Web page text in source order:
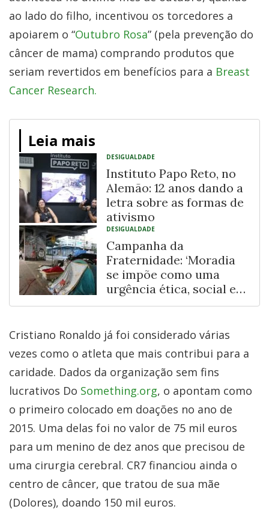
ao lado do filho, incentivou os torcedores a
apoiarem o “Outubro Rosa” (pela prevenção do
câncer de mama) comprando produtos que
seriam revertidos em benefícios para a Breast
Cancer Research.
Leia mais
DESIGUALDADE
Instituto Papo Reto, no
Alemão: 12 anos dando a
letra sobre as formas de
ativismo
DESIGUALDADE
Campanha da
Fraternidade: ‘Moradia
se impõe como uma
urgência ética, social e
espiritual”
Cristiano Ronaldo já foi considerado várias
vezes como o atleta que mais contribui para a
caridade. Dados da organização sem fins
lucrativos Do Something.org, o apontam como
o primeiro colocado em doações no ano de
2015. Uma delas foi no valor de 75 mil euros
para um menino de dez anos que precisou de
uma cirurgia cerebral. CR7 financiou ainda o
centro de câncer, que tratou de sua mãe
(Dolores), doando 150 mil euros.